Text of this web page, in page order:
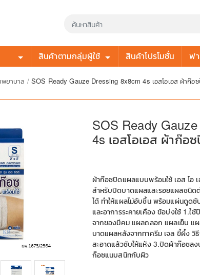
สินค้าตามกลุ่มผู้ใช้ สินค้าโปรโมชั่น ฟ
ยาบาล /SOS Ready Gauze Dressing 8x8cm 4s เอสโอเอส ผ้าก๊
SOS Ready
4s เอสโอเอส ผ้าก๊
ผ้าก๊อซปิดแผลแบบพร้อมใช้ เอส โอ
สำหรับปิดบาดแผลและรอยแผลชนิด
ได้ ทำให้แผลไม่อับชื้น พร้อมแผ่นดูด
และอาการระคายเคือง ข้อบ่งใช้ 1.
จากของมีคม แผลถลอก แผลเย็บ แ
บาดแผลหลังจากทาครีม เจล ขี้ผึ้ง วิ
สะอาดแล้วซับให้แห้ง 3.ปิดผ้าก๊อซล
ก๊อซแนบสนิทกับผิว